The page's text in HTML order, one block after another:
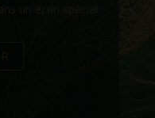
un écrin spécial.